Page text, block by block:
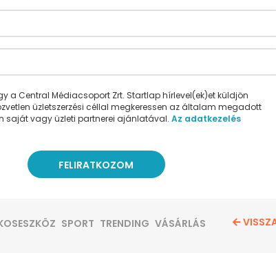
a Central Médiacsoport Zrt. Startlap hírlevel(ek)et küldjön
üzletszerzési céllal megkeressen az általam megadott
saját vagy üzleti partnerei ajánlatával. Az adatkezelés
SPORT TRENDING VÁSÁRLÁS